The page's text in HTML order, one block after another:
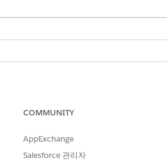
COMMUNITY
AppExchange
Salesforce 관리자